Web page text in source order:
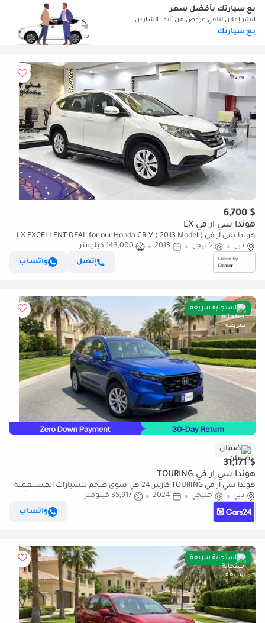
بع سيارتك بأفضل سعر
انشر إعلان لتلقي عروض من آلاف الشارين
بع سيارتك
$ 6,700
هوندا سي آر في LX
هوندا سي آر في LX EXCELLENT DEAL for our Honda CR-V ( 2013 Model )
in White Color GCC Specs
دبي خليجي 2013
143,000 كيلومتر
إتصل
واتساب
استجابة سريعة
ضمان
$ 31,171
هوندا سي آر في TOURING
هوندا سي آر في TOURING كارس24 هي سوق ضخم للسيارات المستعملة
موثوق ومضمون ٪كارس24 هي سوق ضخم للسيارات المستعملة موثوق
دبي خليجي 2024
35,917 كيلومتر
واتساب
استجابة سريعة